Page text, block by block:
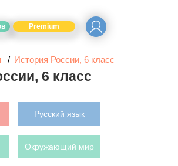
Premium
История России, 6 класс
6 класс
Русский язык
Окружающий мир